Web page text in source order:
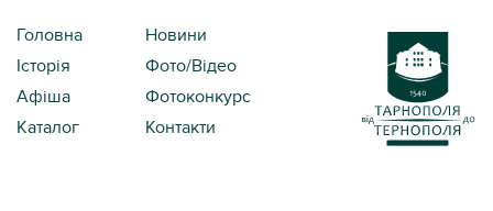
Головна
Новини
Історія
Фото/Відео
Афіша
Фотоконкурс
Каталог
Контакти